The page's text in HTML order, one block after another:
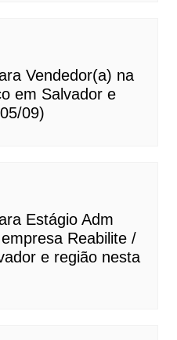
Vendedor(a) na
em Salvador e
09)
Estágio Adm
Reabilite /
e região nesta